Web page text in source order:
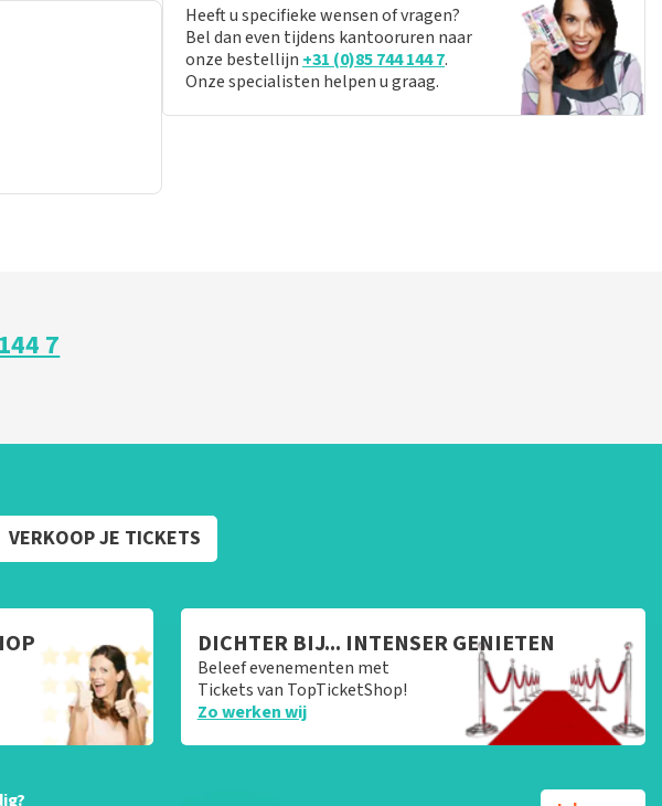
Heeft u specifieke wensen of vragen?
Bel dan even tijdens kantooruren naar
onze bestellijn +31 (0)85 744 144 7.
Onze specialisten helpen u graag.
7
VERKOOP JE TICKETS
DICHTER BIJ... INTENSER GENIETEN
Beleef evenementen met
Tickets van TopTicketShop!
Zo werken wij